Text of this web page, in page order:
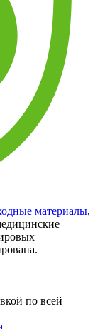
материалы,
по всей